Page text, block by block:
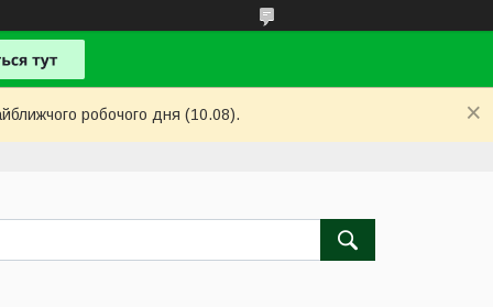
робочого дня (10.08).